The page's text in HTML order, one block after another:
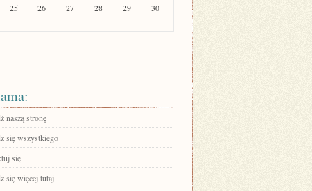
25 26 27 28 29
30
naszą stronę
się wszystkiego
się
się więcej tutaj